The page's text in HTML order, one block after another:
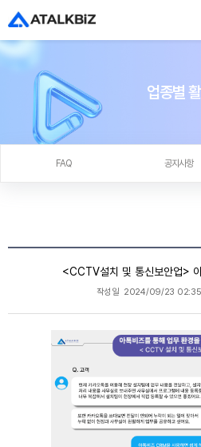
업종별
FAQ 공지사항
<CCTV설치 및 통신보안업>
작성일 2024/09/23 02:35